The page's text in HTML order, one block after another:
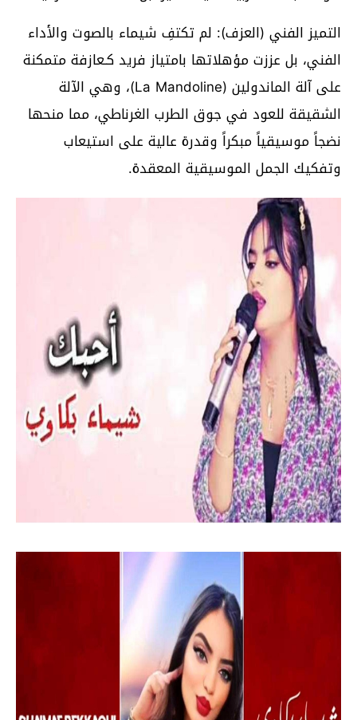
التميز الفني (العزف): لم تكتفِ شيماء بالصوت والأداء
الفني، بل عززت مؤهلاتها بامتياز فريد كـعازفة متمكنة
على آلة الماندولين (La Mandoline)، وهي الآلة
الشقيقة للعود في جوق الطرب الغرناطي، مما منحها
نضجاً موسيقياً مبكراً وقدرة عالية على استيعاب
وتفكيك الجمل الموسيقية المعقدة.